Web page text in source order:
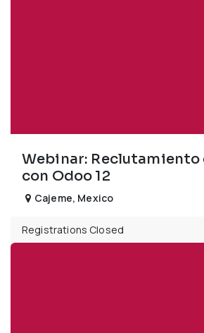
Webinar: Reclutamiento
con Odoo 12
Cajeme, Mexico
Registrations Closed